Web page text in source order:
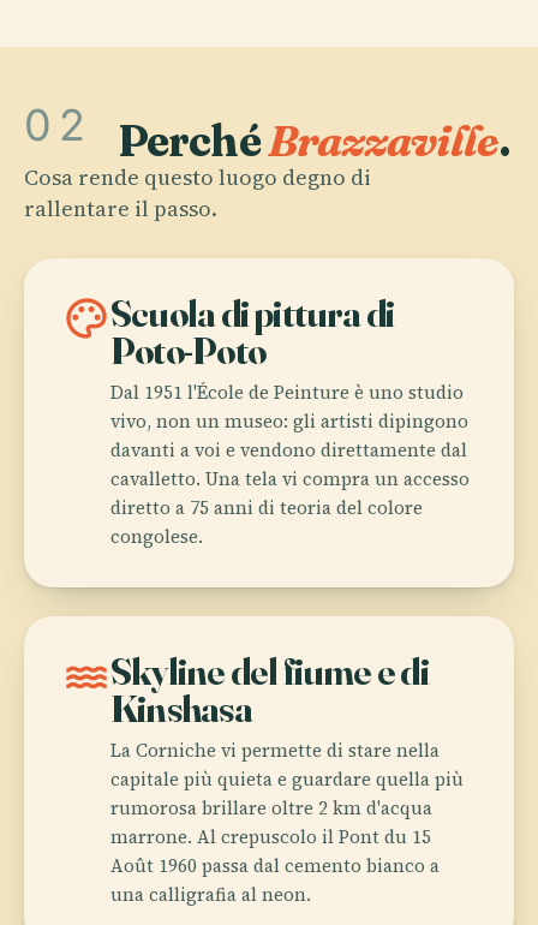
02 PerchéBrazzaville.
Cosa rende questo luogo degno di
rallentare il passo.
paletteScuola di pittura di
Poto-Poto
Dal 1951 l'École de Peinture è uno studio
vivo, non un museo: gli artisti dipingono
davanti a voi e vendono direttamente dal
cavalletto. Una tela vi compra un accesso
diretto a 75 anni di teoria del colore
congolese.
waterSkyline del fiume e di
Kinshasa
La Corniche vi permette di stare nella
capitale più quieta e guardare quella più
rumorosa brillare oltre 2 km d'acqua
marrone. Al crepuscolo il Pont du 15
Août 1960 passa dal cemento bianco a
una calligrafia al neon.